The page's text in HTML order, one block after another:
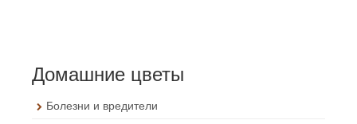
Домашние цветы
Болезни и вредители